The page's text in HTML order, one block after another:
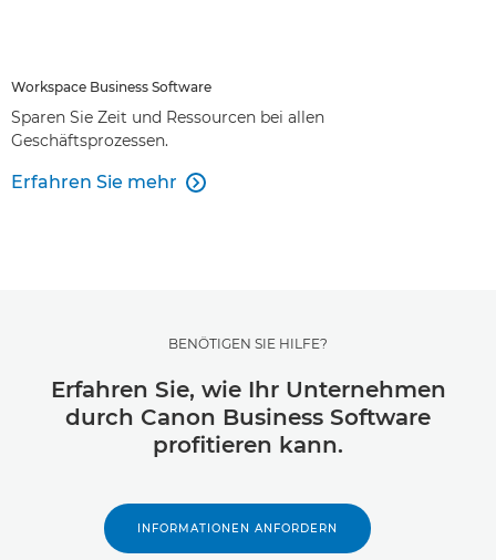
Workspace Business Software
Sparen Sie Zeit und Ressourcen bei allen
Geschäftsprozessen.
Erfahren Sie mehr 
BENÖTIGEN SIE HILFE?
Erfahren Sie, wie Ihr Unternehmen
durch Canon Business Software
profitieren kann.
INFORMATIONEN ANFORDERN